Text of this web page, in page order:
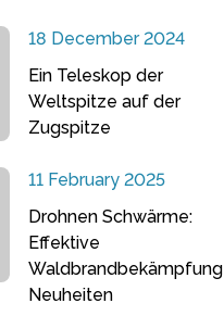
18 December 2024
Ein Teleskop der
Weltspitze auf der
Zugspitze
11 February 2025
Drohnen Schwärme:
Effektive
Waldbrandbekämpfung
Neuheiten